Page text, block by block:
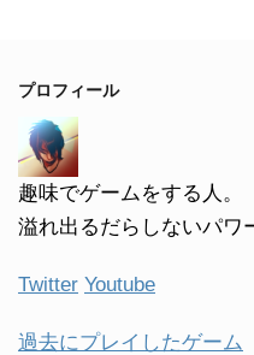
プロフィール
趣味でゲームをする人。
溢れ出るだらしないパワ
Twitter Youtube
過去にプレイしたゲーム